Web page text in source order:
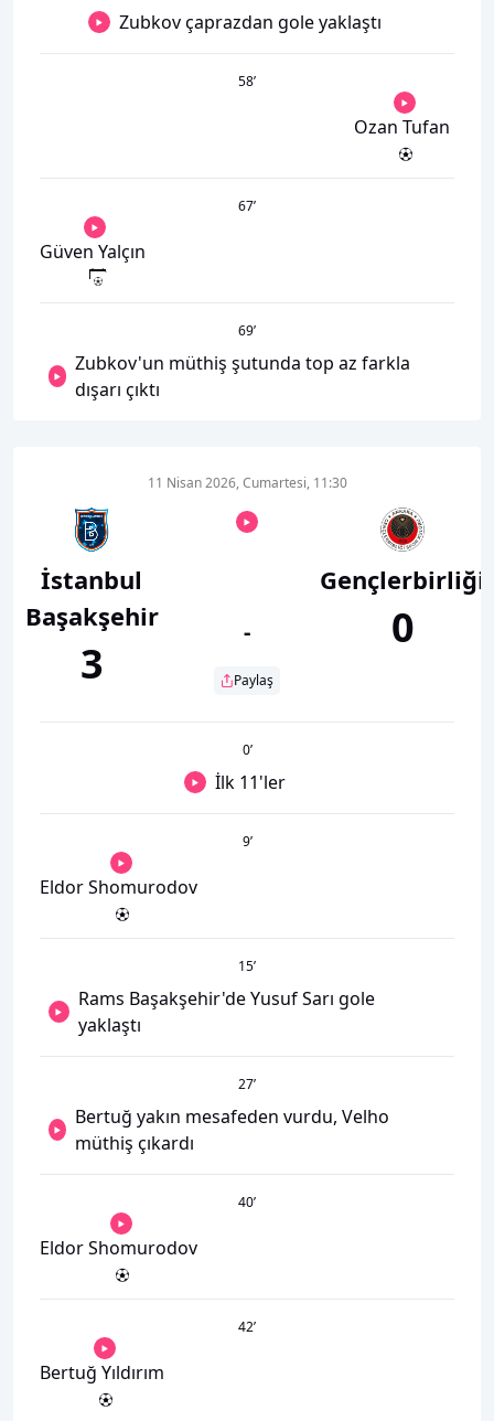
Zubkov çaprazdan gole yaklaştı
58’
Ozan Tufan
67’
Güven Yalçın
69’
Zubkov'un müthiş şutunda top az farkla
dışarı çıktı
İstanbul
Başakşehir
3
11 Nisan 2026, Cumartesi, 11:30
-
Paylaş
Gençlerbirliği
0
0’
İlk 11'ler
9’
Eldor Shomurodov
15’
Rams Başakşehir'de Yusuf Sarı gole
yaklaştı
27’
Bertuğ yakın mesafeden vurdu, Velho
müthiş çıkardı
40’
Eldor Shomurodov
42’
Bertuğ Yıldırım